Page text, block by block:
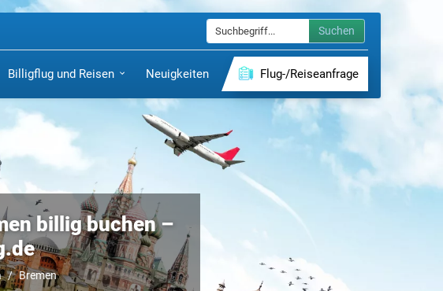
Suchen
Billigflug und Reisen Neuigkeiten Flug-/Reiseanfrage
billig buchen –
Bremen